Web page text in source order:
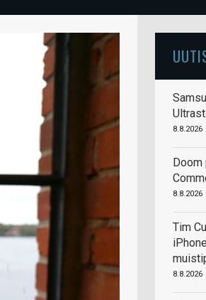
8.8.2026
Doom
8.8.2026
Tim
8.8.2026